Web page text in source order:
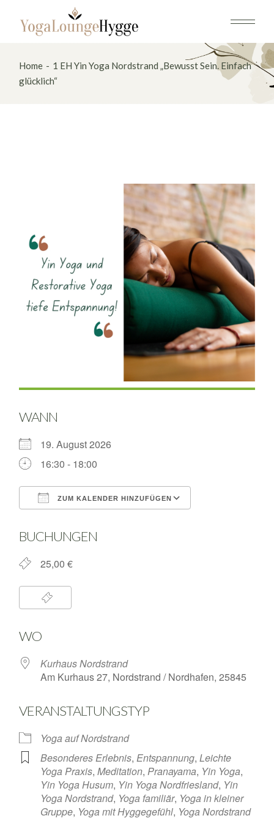
content
Home
1 EH Yin Yoga Nordstrand „Bewusst Sein. Einfach
glücklich“
WANN
19. August 2026
16:30 - 18:00
ZUM KALENDER HINZUFÜGEN
BUCHUNGEN
25,00 €
WO
Kurhaus Nordstrand
Am Kurhaus 27, Nordstrand / Nordhafen, 25845
VERANSTALTUNGSTYP
Yoga auf Nordstrand
Besonderes Erlebnis,Entspannung,Leichte
Yoga Praxis,Meditation,Pranayama, Yin Yoga,
Yin Yoga Husum, Yin Yoga Nordfriesland, Yin
Yoga Nordstrand, Yoga familiär, Yoga in kleiner
Gruppe, Yoga mit Hyggegefühl, Yoga Nordstrand